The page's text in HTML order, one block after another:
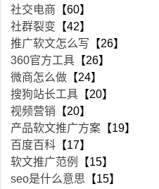
社交电商 【60】
社群裂变 【42】
推广软文怎么写 【26】
360官方工具 【26】
微商怎么做 【24】
搜狗站长工具 【20】
视频营销 【20】
产品软文推广方案 【19】
百度百科 【17】
软文推广范例
【15】
seo是什么意思 【15】